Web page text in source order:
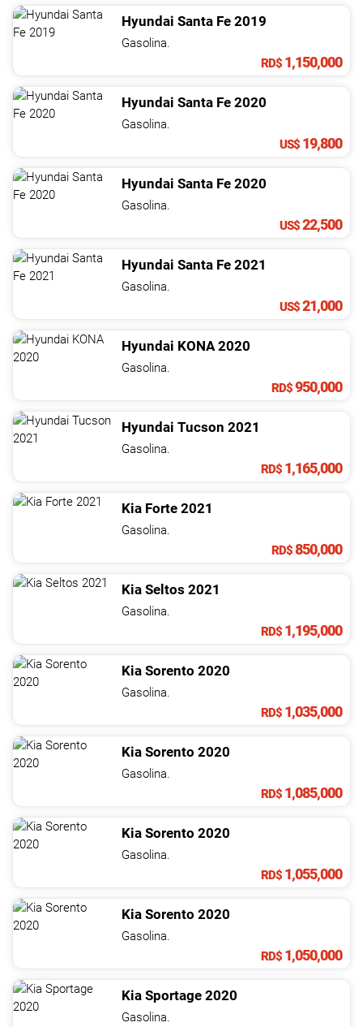
Hyundai Santa Fe 2019
Gasolina.
RD$ 1,150,000
Hyundai Santa Fe 2020
Gasolina.
US$ 19,800
Hyundai Santa Fe 2020
Gasolina.
US$22,500
Hyundai Santa Fe 2021
Gasolina.
US$21,000
Hyundai KONA 2020
Gasolina.
RD$950,000
Hyundai Tucson 2021
Gasolina.
RD$ 1,165,000
Kia Forte 2021
Gasolina.
RD$850,000
Kia Seltos 2021
Gasolina.
RD$ 1,195,000
Kia Sorento 2020
Gasolina.
RD$ 1,035,000
Kia Sorento 2020
Gasolina.
RD$ 1,085,000
Kia Sorento 2020
Gasolina.
RD$ 1,055,000
Kia Sorento 2020
Gasolina.
RD$ 1,050,000
Kia Sportage 2020
Gasolina.